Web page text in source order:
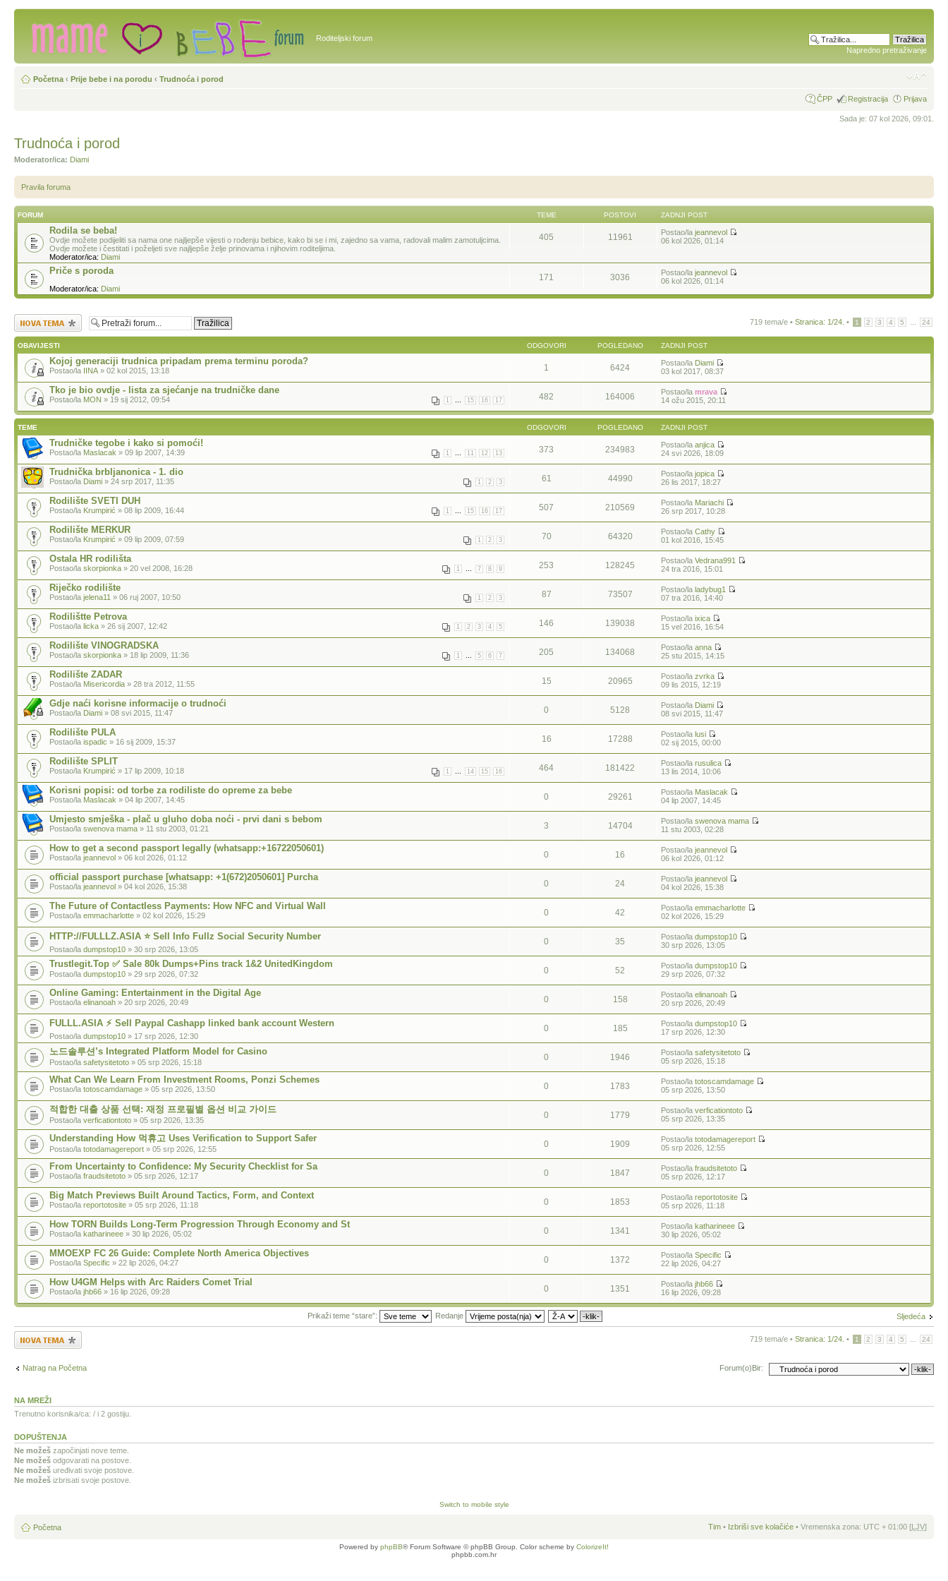
Roditeljski forum
Napredno pretraživanje
Početna ‹ Prije bebe i na porodu ‹ Trudnoća i porod
ČPP Registracija Prijava
Sada je: 07 kol 2026, 09:01.
Trudnoća i porod
Moderator/ica: Diami
Pravila foruma
FORUM TEME POSTOVI ZADNJI POST
Rodila se beba!
Ovdje možete podijeliti sa nama one najljepše vijesti o rođenju bebice, kako bi se i mi, zajedno sa vama, radovali malim zamotuljcima.
Ovdje možete i čestitati i poželjeti sve najljepše želje prinovama i njihovim roditeljima.
Moderator/ica: Diami
405 11961 Postao/lajeannevol
06 kol 2026, 01:14
Priče s poroda
Moderator/ica: Diami
171 3036 Postao/lajeannevol
06 kol 2026, 01:14
Započni novu temu 719 tema/e • Stranica: 1/24 • 1 2 3 4 5 24
OBAVIJESTI ODGOVORI POGLEDANO ZADNJI POST
Kojoj generaciji trudnica pripadam prema terminu poroda?
Postao/la IINA » 02 kol 2015, 13:18 1 6424 Postao/la Diami
03 kol 2017, 08:37
Tko je bio ovdje - lista za sjećanje na trudničke dane
1 15 16 17
Postao/la MON » 19 sij 2012, 09:54 482 164006 Postao/lamrava
14 ožu 2015, 20:11
TEME ODGOVORI POGLEDANO ZADNJI POST
Trudničke tegobe i kako si pomoći!
1 11 12 13
Postao/la Maslacak » 09 lip 2007, 14:39 373 234983 Postao/laanjica
24 svi 2026, 18:09
Trudnička brbljanonica - 1. dio
1 2 3
Postao/la Diami » 24 srp 2017, 11:35 61 44990 Postao/lajopica
26 lis 2017, 18:27
Rodilište SVETI DUH
1 15 16 17
Postao/la Krumpirić » 08 lip 2009, 16:44 507 210569 Postao/la Mariachi
26 srp 2017, 10:28
Rodilište MERKUR
1 2 3
Postao/la Krumpirić » 09 lip 2009, 07:59 70 64320 Postao/laCathy
01 kol 2016, 15:45
Ostala HR rodilišta
1 7 8 9
Postao/la skorpionka » 20 vel 2008, 16:28 253 128245 Postao/laVedrana991
24 tra 2016, 15:01
Riječko rodilište
1 2 3
Postao/la jelena11 » 06 ruj 2007, 10:50 87 73507 Postao/laladybug1
07 tra 2016, 14:40
Rodilištte Petrova
1 2 3 4 5
Postao/la licka » 26 sij 2007, 12:42 146 139038 Postao/laixica
15 vel 2016, 16:54
Rodilište VINOGRADSKA
1 5 6 7
Postao/la skorpionka » 18 lip 2009, 11:36 205 134068 Postao/laanna
25 stu 2015, 14:15
Rodilište ZADAR
Postao/la Misericordia » 28 tra 2012, 11:55 15 20965 Postao/lazvrka
09 lis 2015, 12:19
Gdje naći korisne informacije o trudnoći
Postao/la Diami » 08 svi 2015, 11:47 0 5128 Postao/la Diami
08 svi 2015, 11:47
Rodilište PULA
Postao/la ispadic » 16 sij 2009, 15:37 16 17288 Postao/lalusi
02 sij 2015, 00:00
Rodilište SPLIT
1 14 15 16
Postao/la Krumpirić » 17 lip 2009, 10:18 464 181422 Postao/larusulica
13 lis 2014, 10:06
Korisni popisi: od torbe za rodiliste do opreme za bebe
Postao/la Maslacak » 04 lip 2007, 14:45 0 29261 Postao/la Maslacak
04 lip 2007, 14:45
Umjesto smješka - plač u gluho doba noći - prvi dani s bebom
Postao/la swenova mama » 11 stu 2003, 01:21 3 14704 Postao/laswenova mama
11 stu 2003, 02:28
How to get a second passport legally (whatsapp:+16722050601)
Postao/la jeannevol » 06 kol 2026, 01:12 0 16 Postao/lajeannevol
06 kol 2026, 01:12
official passport purchase [whatsapp: +1(672)2050601] Purcha
Postao/la jeannevol » 04 kol 2026, 15:38 0 24 Postao/lajeannevol
04 kol 2026, 15:38
The Future of Contactless Payments: How NFC and Virtual Wall
Postao/la emmacharlotte » 02 kol 2026, 15:29 0 42 Postao/laemmacharlotte
02 kol 2026, 15:29
HTTP://FULLLZ.ASIA ⭐️ Sell Info Fullz Social Security Number
Postao/la dumpstop10 » 30 srp 2026, 13:05
0 35 Postao/ladumpstop10
30 srp 2026, 13:05
Trustlegit.Top ✅ Sale 80k Dumps+Pins track 1&2 UnitedKingdom
Postao/la dumpstop10 » 29 srp 2026, 07:32 0 52 Postao/ladumpstop10
29 srp 2026, 07:32
Online Gaming: Entertainment in the Digital Age
Postao/la elinanoah » 20 srp 2026, 20:49 0 158 Postao/laelinanoah
20 srp 2026, 20:49
FULLL.ASIA ⚡ Sell Paypal Cashapp linked bank account Western
Postao/la dumpstop10 » 17 srp 2026, 12:30
0 185 Postao/ladumpstop10
17 srp 2026, 12:30
노드솔루션’s Integrated Platform Model for Casino
Postao/la safetysitetoto » 05 srp 2026, 15:18 0 1946 Postao/lasafetysitetoto
05 srp 2026, 15:18
What Can We Learn From Investment Rooms, Ponzi Schemes
Postao/la totoscamdamage » 05 srp 2026, 13:50 0 1783 Postao/latotoscamdamage
05 srp 2026, 13:50
적합한 대출 상품 선택: 재정 프로필별 옵션 비교 가이드
Postao/la verficationtoto » 05 srp 2026, 13:35 0 1779 Postao/laverficationtoto
05 srp 2026, 13:35
Understanding How 먹휴고 Uses Verification to Support Safer
Postao/la totodamagereport » 05 srp 2026, 12:55 0 1909 Postao/latotodamagereport
05 srp 2026, 12:55
From Uncertainty to Confidence: My Security Checklist for Sa
Postao/la fraudsitetoto » 05 srp 2026, 12:17 0 1847 Postao/lafraudsitetoto
05 srp 2026, 12:17
Big Match Previews Built Around Tactics, Form, and Context
Postao/la reportotosite » 05 srp 2026, 11:18 0 1853 Postao/lareportotosite
05 srp 2026, 11:18
How TORN Builds Long-Term Progression Through Economy and St
Postao/la katharineee » 30 lip 2026, 05:02 0 1341 Postao/lakatharineee
30 lip 2026, 05:02
MMOEXP FC 26 Guide: Complete North America Objectives
Postao/la Specific » 22 lip 2026, 04:27 0 1372 Postao/laSpecific
22 lip 2026, 04:27
How U4GM Helps with Arc Raiders Comet Trial
Postao/la jhb66 » 16 lip 2026, 09:28 0 1351 Postao/lajhb66
16 lip 2026, 09:28
Sljedeća
Prikaži teme “stare”: Redanje
Započni novu temu 719 tema/e • Stranica: 1/24 • 1 2 3 4 5 24
Natrag na Početna Forum(o)Bir:
NA MREŽI
Trenutno korisnika/ca: / i 2 gostiju.
DOPUŠTENJA
Ne možeš započinjati nove teme.
Ne možeš odgovarati na postove.
Ne možeš uređivati svoje postove.
Ne možeš izbrisati svoje postove.
Switch to mobile style
Početna Tim • Izbriši sve kolačiće • Vremenska zona: UTC + 01:00 [LJV]
Powered by phpBB® Forum Software © phpBB Group. Color scheme by ColorizeIt!
phpbb.com.hr